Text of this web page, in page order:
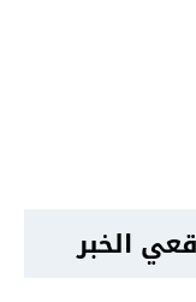
الخبر